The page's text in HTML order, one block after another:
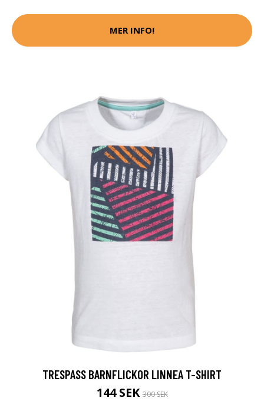
MER INFO!
TRESPASS BARNFLICKOR LINNEA T-SHIRT
144 SEK300 SEK